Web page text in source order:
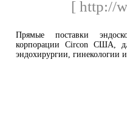
[ http://
Прямые поставки
корпорации Circon США,
эндохирургии, гинекологии